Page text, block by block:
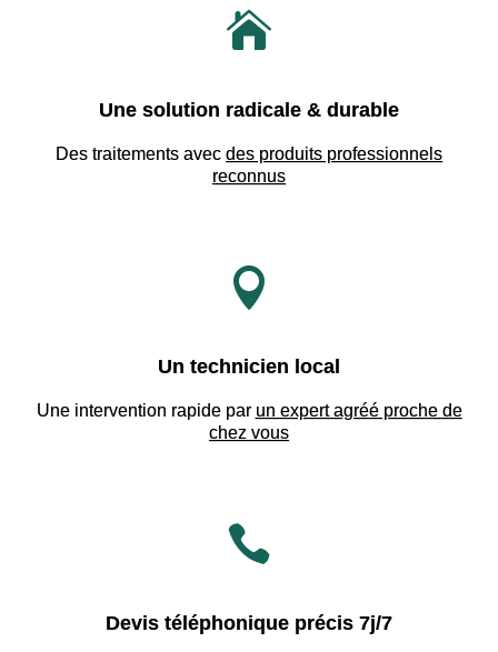

Une solution radicale & durable
Des traitements avec des produits professionnels
reconnus

Un technicien local
Une intervention rapide par un expert agréé proche de
chez vous

Devis téléphonique précis 7j/7